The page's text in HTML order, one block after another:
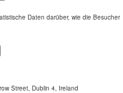
Daten darüber, wie die Besucher
Street, Dublin 4, Ireland